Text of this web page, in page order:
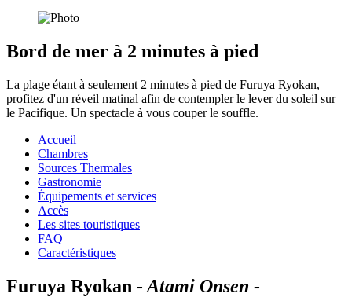
Bord de mer à 2 minutes à pied
La plage étant à seulement 2 minutes à pied de Furuya Ryokan,
profitez d'un réveil matinal afin de contempler le lever du soleil sur
le Pacifique. Un spectacle à vous couper le souffle.
Accueil
Chambres
Sources Thermales
Gastronomie
Équipements et services
Accès
Les sites touristiques
FAQ
Caractéristiques
Furuya Ryokan - Atami Onsen -